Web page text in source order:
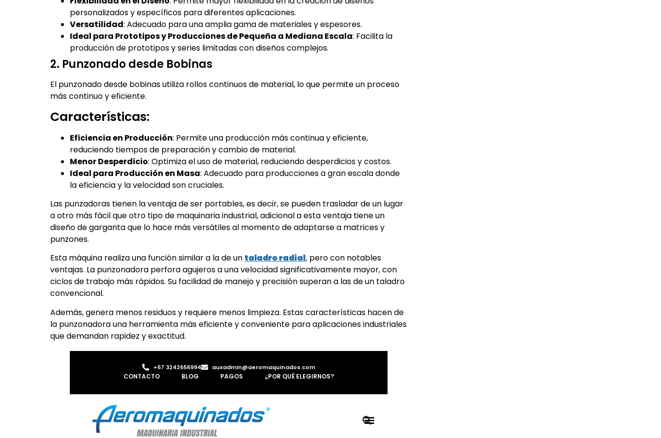
personalizados y específicos para diferentes aplicaciones.
Versatilidad: Adecuado para una amplia gama de materiales y espesores.
Ideal para Prototipos y Producciones de Pequeña a Mediana Escala: Facilita la
producción de prototipos y series limitadas con diseños complejos.
2. Punzonado desde Bobinas
El punzonado desde bobinas utiliza rollos continuos de material, lo que permite un proceso
más continuo y eficiente.
Características:
Eficiencia en Producción: Permite una producción más continua y eficiente,
reduciendo tiempos de preparación y cambio de material.
Menor Desperdicio: Optimiza el uso de material, reduciendo desperdicios y costos.
Ideal para Producción en Masa: Adecuado para producciones a gran escala donde
la eficiencia y la velocidad son cruciales.
Las punzadoras tienen la ventaja de ser portables, es decir, se pueden trasladar de un lugar
a otro más fácil que otro tipo de maquinaria industrial, adicional a esta ventaja tiene un
diseño de garganta que lo hace más versátiles al momento de adaptarse a matrices y
punzones.
Esta máquina realiza una función similar a la de un taladro radial, pero con notables
ventajas. La punzonadora perfora agujeros a una velocidad significativamente mayor, con
ciclos de trabajo más rápidos. Su facilidad de manejo y precisión superan a las de un taladro
convencional.
Además, genera menos residuos y requiere menos limpieza. Estas características hacen de
la punzonadora una herramienta más eficiente y conveniente para aplicaciones industriales
que demandan rapidez y exactitud.